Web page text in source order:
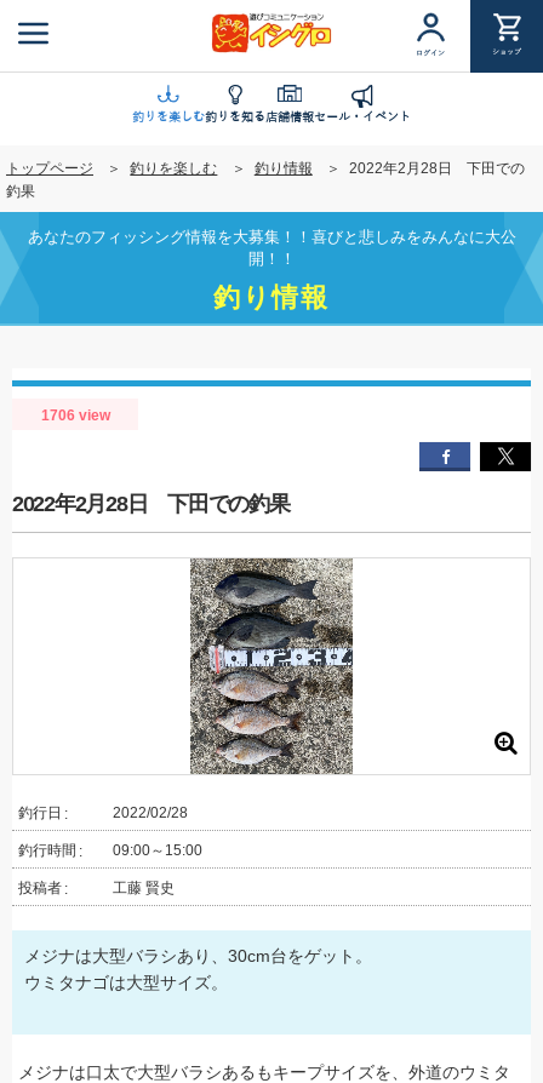
ン
ツ
移
動
ログイン ショップ
釣りを楽しむ釣りを知る店舗情報セール・イベント
トップページ 釣りを楽しむ 釣り情報
2022年2月28日 下田での
釣果
あなたのフィッシング情報を大募集！！喜びと悲しみをみんなに大公
開！！
釣り情報
1706 view
2022年2月28日 下田での釣果
釣行日 2022/02/28
釣行時間 09:00～15:00
投稿者 工藤 賢史
メジナは大型バラシあり、30cm台をゲット。
ウミタナゴは大型サイズ。
メジナは口太で大型バラシあるもキープサイズを、外道のウミタ